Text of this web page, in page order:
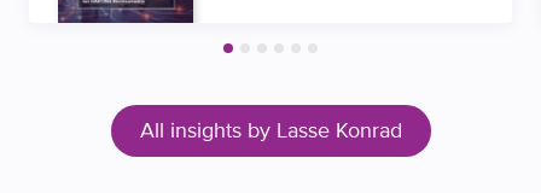
All insights by Lasse Konrad